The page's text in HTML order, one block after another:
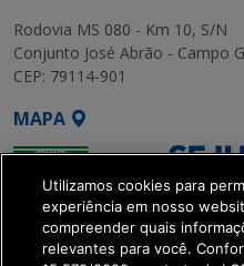
Rodovia MS 080 - Km 10, S/N
Conjunto José Abrão - Campo
CEP: 79114-901
MAPA
Utilizamos cookies para
experiência em nosso
compreender quais
relevantes para você.